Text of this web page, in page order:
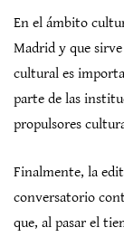
En el ámbito
Madrid y que
cultural es
parte de las
propulsores
Finalmente, la
conversatorio
que, al pasar el